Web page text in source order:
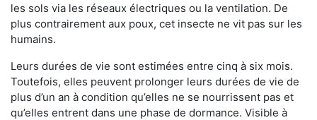
les sols via les réseaux électriques ou la ventilation. De
plus contrairement aux poux, cet insecte ne vit pas sur les
humains.
Leurs durées de vie sont estimées entre cinq à six mois.
Toutefois, elles peuvent prolonger leurs durées de vie de
plus d’un an à condition qu’elles ne se nourrissent pas et
qu’elles entrent dans une phase de dormance. Visible à